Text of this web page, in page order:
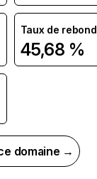
Taux de rebond
45,68 %
domaine →